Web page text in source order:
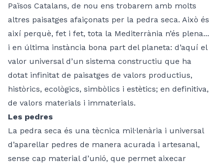
Països Catalans, de nou ens trobarem amb molts
altres paisatges afaiçonats per la pedra seca. Això és
així perquè, fet i fet, tota la Mediterrània n’és plena...
i en última instància bona part del planeta: d’aquí el
valor universal d’un sistema constructiu que ha
dotat infinitat de paisatges de valors productius,
històrics, ecològics, simbòlics i estètics; en definitiva,
de valors materials i immaterials.
Les pedres
La pedra seca és una tècnica mil·lenària i universal
d’aparellar pedres de manera acurada i artesanal,
sense cap material d’unió, que permet aixecar